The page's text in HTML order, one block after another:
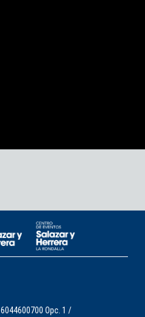
6044600700 Opc. 1 /